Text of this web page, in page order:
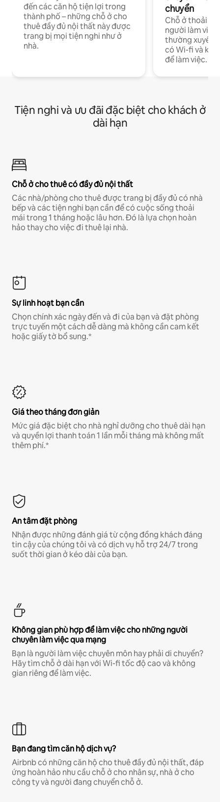
đến các căn hộ tiện lợi trong
thành phố – những chỗ ở cho
thuê đầy đủ nội thất này được
trang bị mọi tiện nghi như ở
nhà.
chuyển
Chỗ ở thoải
người làm việc
thường xuyên
có Wi-fi và
để làm việc.
Tiện nghi và ưu đãi đặc biệt cho khách ở
dài hạn
Chỗ ở cho thuê có đầy đủ nội thất
Các nhà/phòng cho thuê được trang bị đầy đủ có nhà
bếp và các tiện nghi bạn cần để có cuộc sống thoải
mái trong 1 tháng hoặc lâu hơn. Đó là lựa chọn hoàn
hảo thay cho việc đi thuê lại nhà.
Sự linh hoạt bạn cần
Chọn chính xác ngày đến và đi của bạn và đặt phòng
trực tuyến một cách dễ dàng mà không cần cam kết
hoặc giấy tờ bổ sung.*
Giá theo tháng đơn giản
Mức giá đặc biệt cho nhà nghỉ dưỡng cho thuê dài hạn
và quyền lợi thanh toán 1 lần mỗi tháng mà không mất
thêm phí.*
An tâm đặt phòng
Nhận được những đánh giá từ cộng đồng khách đáng
tin cậy của chúng tôi và có dịch vụ hỗ trợ 24/7 trong
suốt thời gian ở kéo dài của bạn.
Không gian phù hợp để làm việc cho những người
chuyên làm việc qua mạng
Bạn là người làm việc chuyên môn hay phải di chuyển?
Hãy tìm chỗ ở dài hạn với Wi-fi tốc độ cao và không
gian riêng để làm việc.
Bạn đang tìm căn hộ dịch vụ?
Airbnb có những căn hộ cho thuê đầy đủ nội thất, đáp
ứng hoàn hảo nhu cầu chỗ ở cho nhân sự, nhà ở cho
công ty và người đang chuyển chỗ ở.